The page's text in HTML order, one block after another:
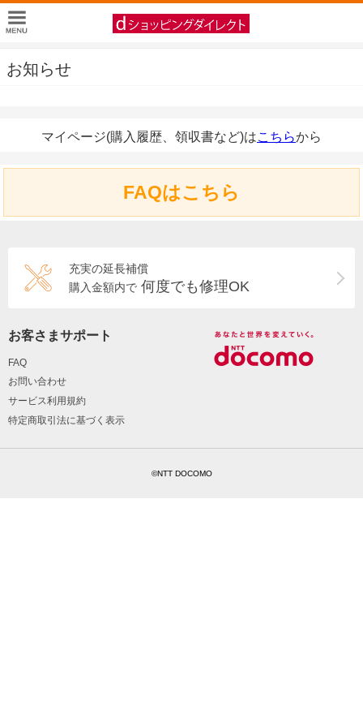
お知らせ
マイページ(購入履歴、領収書など)はこちらから
FAQはこちら
充実の延長補償
購入金額内で 何度でも修理OK
お客さまサポート
FAQ
お問い合わせ
サービス利用規約
特定商取引法に基づく表示
©NTT DOCOMO